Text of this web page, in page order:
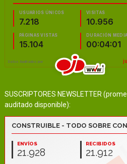
SUSCRIPTORES NEWSLETTER
auditado disponible):